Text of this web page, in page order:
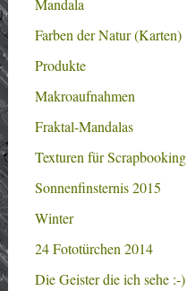
Mandala
Farben der Natur (Karten)
Produkte
Makroaufnahmen
Fraktal-Mandalas
Texturen für Scrapbooking
Sonnenfinsternis 2015
Winter
24 Fototürchen 2014
Die Geister die ich sehe :-)